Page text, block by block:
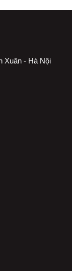
Xuân - Hà Nội